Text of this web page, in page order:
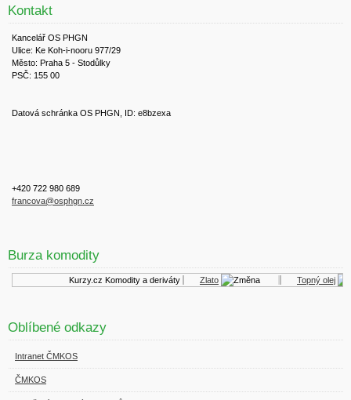
Kontakt
Kancelář OS PHGN
Ulice: Ke Koh-i-nooru 977/29
Město: Praha 5 - Stodůlky
PSČ: 155 00
Datová schránka OS PHGN, ID: e8bzexa
+420 722 980 689
francova@osphgn.cz
Burza komodity
Kurzy.cz Komodity a deriváty Zlato Topný olej
Oblíbené odkazy
Intranet ČMKOS
ČMKOS